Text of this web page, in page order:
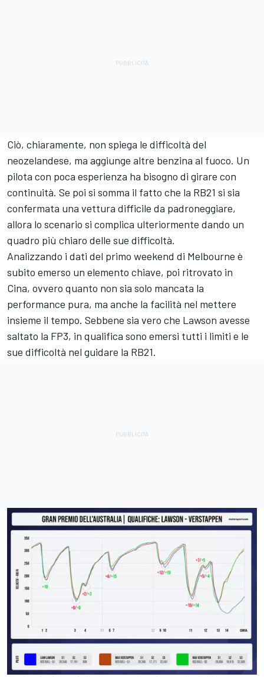
Ciò, chiaramente, non spiega le difficoltà del
neozelandese, ma aggiunge altre benzina al fuoco. Un
pilota con poca esperienza ha bisogno di girare con
continuità. Se poi si somma il fatto che la RB21 si sia
confermata una vettura difficile da padroneggiare,
allora lo scenario si complica ulteriormente dando un
quadro più chiaro delle sue difficoltà.
Analizzando i dati del primo weekend di Melbourne è
subito emerso un elemento chiave, poi ritrovato in
Cina, ovvero quanto non sia solo mancata la
performance pura, ma anche la facilità nel mettere
insieme il tempo. Sebbene sia vero che Lawson avesse
saltato la FP3, in qualifica sono emersi tutti i limiti e le
sue difficoltà nel guidare la RB21.